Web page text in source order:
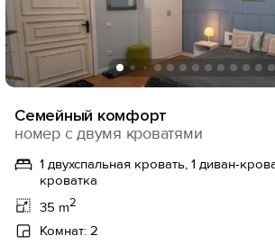
Семейный комфорт
номер с двумя кроватями
1 двухспальная кровать, 1 диван-
кроватка
35 m2
Комнат: 2